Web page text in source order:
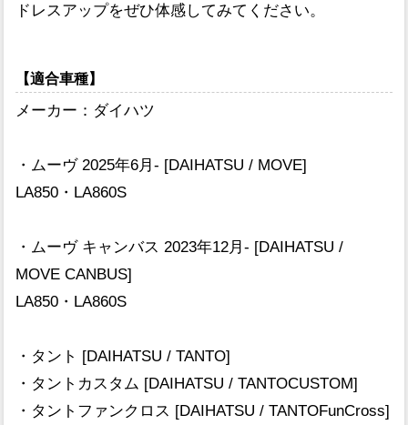
ドレスアップをぜひ体感してみてください。
【適合車種】
メーカー：ダイハツ
・ムーヴ 2025年6月- [DAIHATSU / MOVE]
LA850・LA860S
・ムーヴ キャンバス 2023年12月- [DAIHATSU /
MOVE CANBUS]
LA850・LA860S
・タント [DAIHATSU / TANTO]
・タントカスタム [DAIHATSU / TANTOCUSTOM]
・タントファンクロス [DAIHATSU / TANTOFunCross]